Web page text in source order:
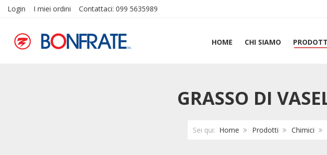
Login I miei ordini Contattaci: 099 5635989
HOME CHI SIAMO
GRASSO DI
Sei qui: Home Prodotti Chimici